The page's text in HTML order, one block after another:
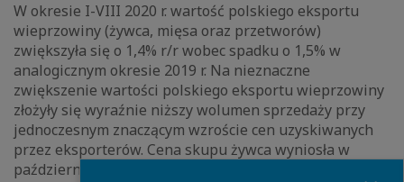
W okresie I-VIII 2020 r. wartość polskiego eksportu
wieprzowiny (żywca, mięsa oraz przetworów)
zwiększyła się o 1,4% r/r wobec spadku o 1,5% w
analogicznym okresie 2019 r. Na nieznaczne
zwiększenie wartości polskiego eksportu wieprzowiny
złożyły się wyraźnie niższy wolumen sprzedaży przy
jednoczesnym znaczącym wzroście cen uzyskiwanych
przez eksporterów. Cena skupu żywca wyniosła w
październiku 4,51 zł/kg (-23,4% r/r), a cena pasz dla